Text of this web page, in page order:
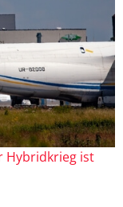
Hybridkrieg ist